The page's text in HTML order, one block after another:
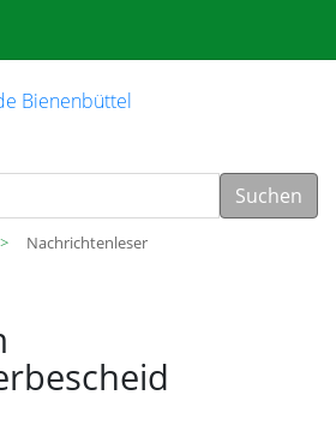
Suchen
Nachrichtenleser